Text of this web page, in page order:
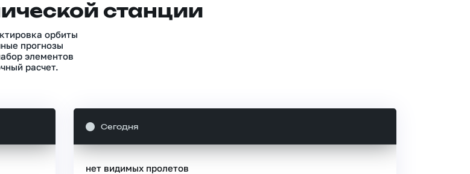
станции
орбиты
прогнозы
элементов
расчет.
Сегодня
нет видимых пролетов